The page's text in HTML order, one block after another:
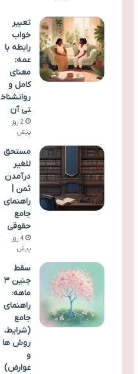
تعبیر
خواب
رابطه با
عمه:
معنای
کامل و
روانشناخ
تی آن
2 روز
پیش
مستحق
للغیر
درآمدن
ثمن |
راهنمای
جامع
حقوقی
4 روز
پیش
سقط
جنین ۳
ماهه:
راهنمای
جامع
(شرایط،
روش ها
و
عوارض)